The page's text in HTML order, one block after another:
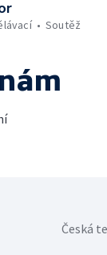
Soutěž
Česká